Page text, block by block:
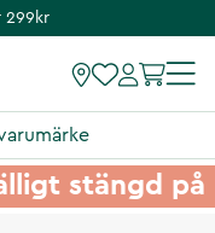
299kr
stängd